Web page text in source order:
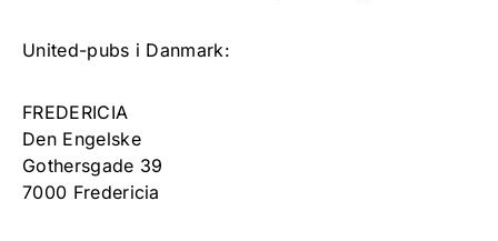
United-pubs i Danmark:
FREDERICIA
Den Engelske
Gothersgade 39
7000 Fredericia